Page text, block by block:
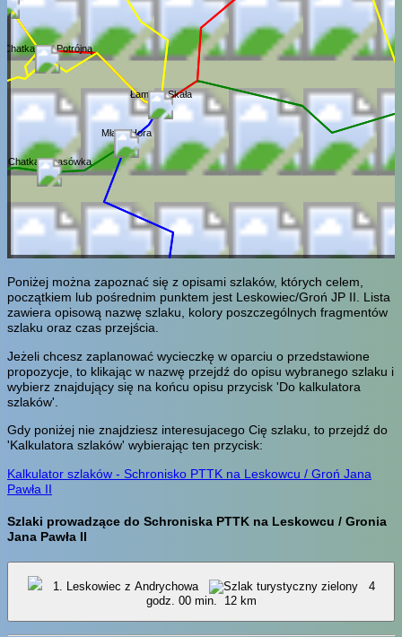
Chatka Gibasówka
Chatka pod Potrójną
Łamana Skała
Młada Hora
Poniżej można zapoznać się z opisami szlaków, których celem,
początkiem lub pośrednim punktem jest Leskowiec/Groń JP II. Lista
zawiera opisową nazwę szlaku, kolory poszczególnych fragmentów
szlaku oraz czas przejścia.
Jeżeli chcesz zaplanować wycieczkę w oparciu o przedstawione
propozycje, to klikając w nazwę przejdź do opisu wybranego szlaku i
wybierz znajdujący się na końcu opisu przycisk 'Do kalkulatora
szlaków'.
Gdy poniżej nie znajdziesz interesujacego Cię szlaku, to przejdź do
'Kalkulatora szlaków' wybierając ten przycisk:
Kalkulator szlaków - Schronisko PTTK na Leskowcu / Groń Jana
Pawła II
Szlaki prowadzące do Schroniska PTTK na Leskowcu / Gronia
Jana Pawła II
1. Leskowiec z Andrychowa
4
godz. 00 min.
12 km